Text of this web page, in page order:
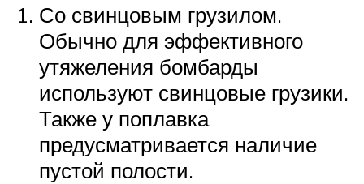
Со свинцовым грузилом.
Обычно для эффективного
утяжеления бомбарды
используют свинцовые грузики.
Также у поплавка
предусматривается наличие
пустой полости.